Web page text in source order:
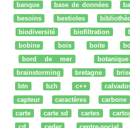
banque
base de données
besoins
bestioles
biodiversité
biofiltration
bobine
bois boite
bord de mer
botanique
brainstorming
bretagne
btn
bzh c++
capteur
caractères carbone
carte
carte sd cartes